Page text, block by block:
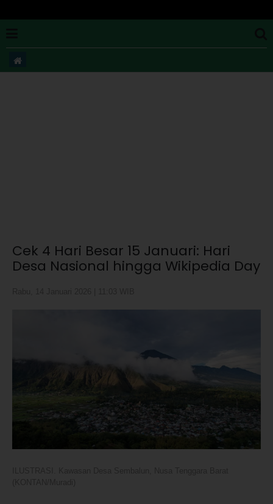
Cek 4 Hari Besar 15 Januari: Hari
Desa Nasional hingga Wikipedia Day